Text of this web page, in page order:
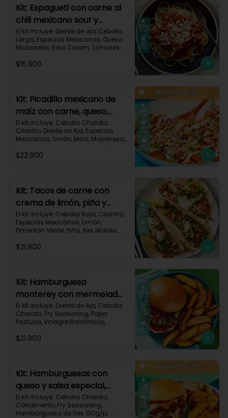
Carbohidratos 90g | Grasas 49g |
Proteínas 45g
Kit: Espagueti con carne al
chili mexicano sour y
queso-35
El kit incluye: Diente de ajo, Cebolla
Larga, Especias Mexicanas, Queso
Mozzarella, Sour Cream, Tomates
Molida (150g/p), Receta Impresa.
$16.900
Kit: Picadillo mexicano de
maíz con carne, queso,
criollas y crema de limón-
139
El kit incluye: Cebolla Chalota,
Cilantro, Diente de Ajo, Especias
Mexicanas, Limón, Maíz, Mayonesa,
Mozzarella Rallado, Carne de Res
Grasas 30g | Proteínas 40g
$22.900
Kit: Tacos de carne con
crema de limón, piña y
especias-17
El kit incluye: Cebolla Roja, Cilantro,
Especias Mexicanas, Limón,
Pimentón Verde, Piña, Res Molida
Tortillas de Harina (3/p) y Receta
Proteínas 31g
$21.900
Kit: Hamburguesa
monterey con mermelada
de chalota y mayonesa de
ajo-66
El kit incluye: Diente de Ajo, Cebolla
Chalota, Fry Seasoning, Papa
Pastusa, Vinagre Balsámico,
(125g/p), Pan Hamburguesa, Salsa
Carbohidratos 88g | Grasas 53g |
Proteínas 42g
$21.900
Kit: Hamburguesas con
queso y salsa especial,
papas y cebolla
caramelizada-142
El kit incluye: Cebolla Chalota,
Condimento Fry Seasoning,
Hamburguesa de Res 130g/p,